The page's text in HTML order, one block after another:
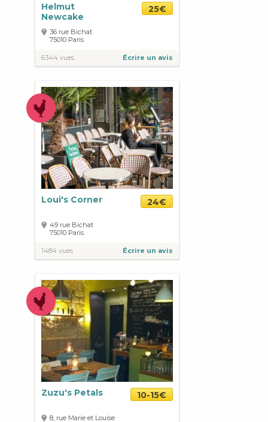
Helmut
Newcake
25€
36 rue Bichat
75010 Paris
6344 vues Écrire un avis
Loui's Corner 24€
49 rue Bichat
75010 Paris
1484 vues Écrire un avis
Zuzu's Petals 10-15€
8, rue Marie et Louise